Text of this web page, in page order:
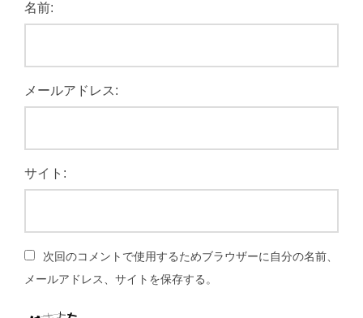
名前:
メールアドレス:
サイト:
次回のコメントで使用するためブラウザーに自分の名前、
メールアドレス、サイトを保存する。